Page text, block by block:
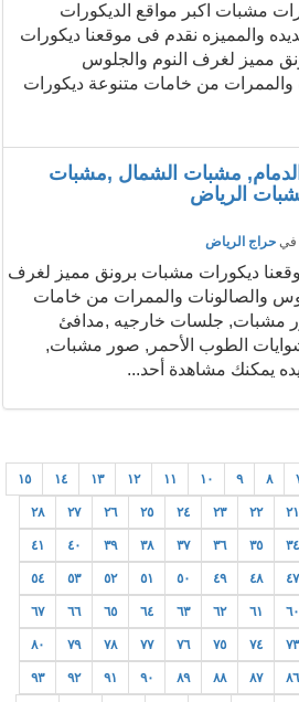
مشبات اكبر مواقع الديكورات
والمميزه نقدم فى موقعنا ديكورات
مميز لغرف النوم والجلوس
والممرات من خامات متنوعة ديكورات
مشبات الشمال ,مشبات
الرياض
في حراج الرياض
ديكورات مشبات برونق مميز لغرف
والصالونات والممرات من خامات
مشبات, جلسات خارجيه ,مدافئ
شوايات الطوب الأحمر, صور مشبات,
يمكنك مشاهدة أحد...
٨ ٩ ١٠ ١١ ١٢ ١٣ ١٤ ١٥
٢١ ٢٢ ٢٣ ٢٤ ٢٥ ٢٦ ٢٧ ٢٨
٣٤ ٣٥ ٣٦ ٣٧ ٣٨ ٣٩ ٤٠ ٤١
٤٧ ٤٨ ٤٩ ٥٠ ٥١ ٥٢ ٥٣ ٥٤
٦٠ ٦١ ٦٢ ٦٣ ٦٤ ٦٥ ٦٦ ٦٧
٧٣ ٧٤ ٧٥ ٧٦ ٧٧ ٧٨ ٧٩ ٨٠
٨٦ ٨٧ ٨٨ ٨٩ ٩٠ ٩١ ٩٢ ٩٣